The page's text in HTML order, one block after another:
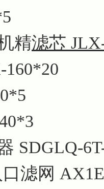
精滤芯
160*20
SDGLQ-
滤网